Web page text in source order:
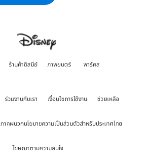
ร้านค้าดิสนีย์ ภาพยนตร์ พาร์คส
ร่วมงานกับเรา เงื่อนไขการใช้งาน ช่วยเหลือ
ภาคผนวกนโยบายความเป็นส่วนตัวสำหรับประเทศไทย
โฆษณาตามความสนใจ